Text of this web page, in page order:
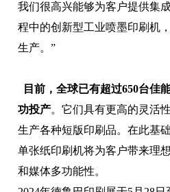
我们很高兴能够为客户提供集
程中的创新型工业喷墨印刷机
生产。”
目前，全球已有超过650台佳
功投产。它们具有更高的灵活
生产各种短版印刷品。在此基
单张纸印刷机将为客户带来理
和媒体多功能性。